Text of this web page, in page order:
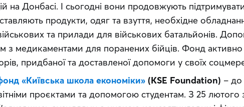
на Донбасі. І сьогодні вони продовжують
продукти, одяг та взуття, необхідне
та прилади для військових батальйонів.
з медикаментами для поранених бійців. Фонд активно
придбаної та доставленої допомоги у своїх
«Київська школа економіки» (KSE Foundation) – до
проєктами та допомогою студентам. З 25 лютого